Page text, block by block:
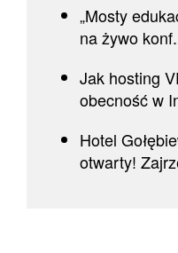
„Mosty
na żywo
Jak hosting
obecność w
Hotel
otwarty!